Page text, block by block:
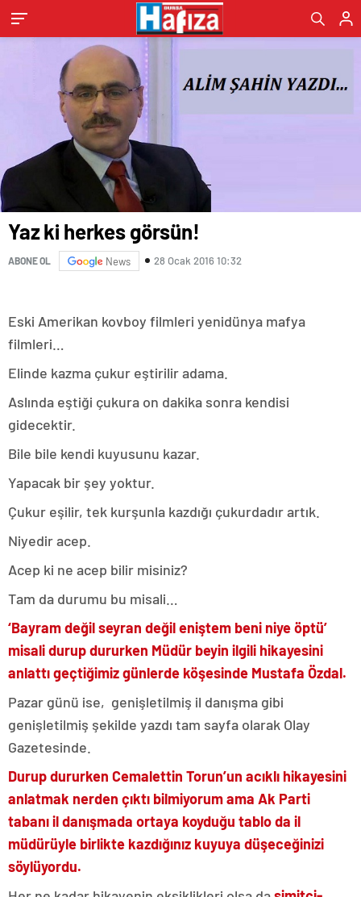
Yaz ki herkes görsün!
ABONE OL News 28 Ocak 2016 10:32
Eski Amerikan kovboy filmleri yenidünya mafya
filmleri…
Elinde kazma çukur eştirilir adama.
Aslında eştiği çukura on dakika sonra kendisi
gidecektir.
Bile bile kendi kuyusunu kazar.
Yapacak bir şey yoktur.
Çukur eşilir, tek kurşunla kazdığı çukurdadır artık.
Niyedir acep.
Acep ki ne acep bilir misiniz?
Tam da durumu bu misali…
‘Bayram değil seyran değil eniştem beni niye öptü’
misali durup dururken Müdür beyin ilgili hikayesini
anlattı geçtiğimiz günlerde köşesinde Mustafa Özdal.
Pazar günü ise, genişletilmiş il danışma gibi
genişletilmiş şekilde yazdı tam sayfa olarak Olay
Gazetesinde.
Durup dururken Cemalettin Torun’un acıklı hikayesini
anlatmak nerden çıktı bilmiyorum ama Ak Parti
tabanı il danışmada ortaya koyduğu tablo da il
müdürüyle birlikte kazdığınız kuyuya düşeceğinizi
söylüyordu.